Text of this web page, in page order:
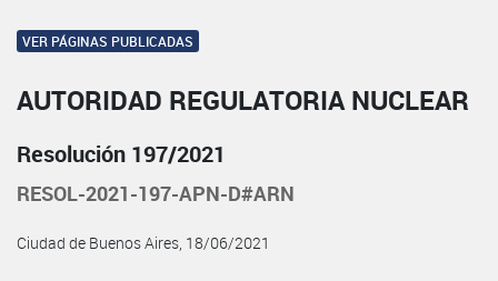
VER PÁGINAS PUBLICADAS
AUTORIDAD REGULATORIA NUCLEAR
Resolución 197/2021
RESOL-2021-197-APN-D#ARN
Ciudad de Buenos Aires, 18/06/2021